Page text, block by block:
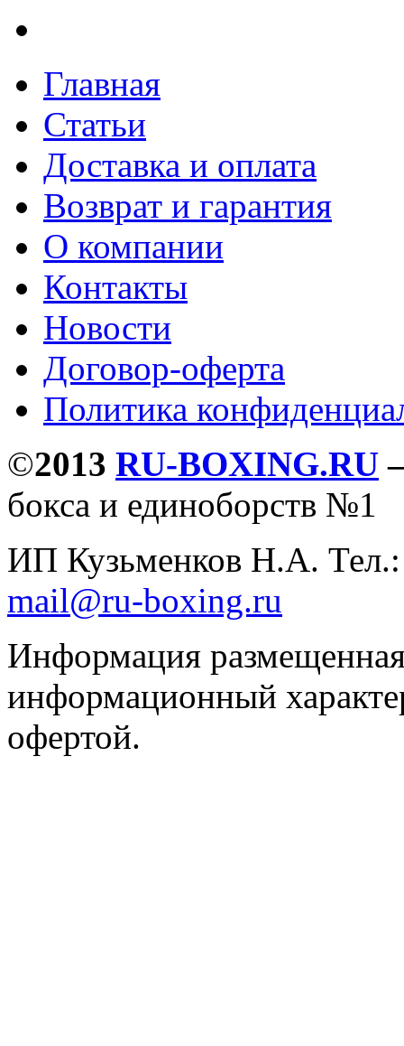
Главная
Статьи
Доставка и оплата
Возврат и гарантия
О компании
Контакты
Новости
Договор-оферта
Политика
©2013 RU-BOXING.RU
бокса и единоборств №1
ИП Кузьменков Н.А.
mail@ru-boxing.ru
Информация
информационный
офертой.